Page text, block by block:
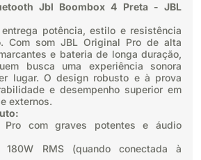
Jbl Boombox 4 Preta - JBL
potência, estilo e resistência
Com som JBL Original Pro de alta
e bateria de longa duração,
busca uma experiência sonora
lugar. O design robusto e à prova
e desempenho superior em
externos.
Pro com graves potentes e áudio
RMS (quando conectada à